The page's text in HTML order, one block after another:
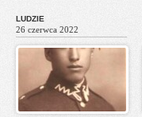
LUDZIE
26 czerwca 2022